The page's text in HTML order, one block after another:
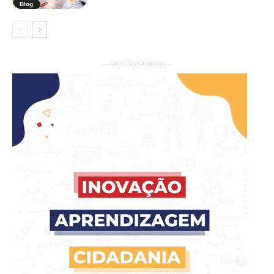
Blog
— APOIO ÀS FAMÍLIAS —